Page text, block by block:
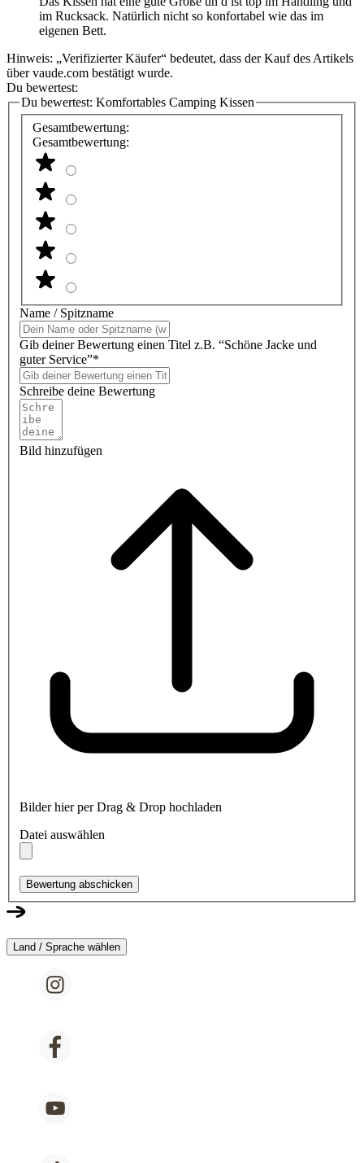
im Rucksack. Natürlich nicht so konfortabel wie das im
eigenen Bett.
Hinweis: „Verifizierter Käufer“ bedeutet, dass der Kauf des Artikels
über vaude.com bestätigt wurde.
Du bewertest:
Du bewertest: Komfortables Camping Kissen
Gesamtbewertung:
Gesamtbewertung:
Name / Spitzname
Gib deiner Bewertung einen Titel z.B. “Schöne Jacke und
guter Service”*
Schreibe deine Bewertung
Bild hinzufügen
Bilder hier per Drag & Drop hochladen
Datei auswählen
Bewertung abschicken
Land / Sprache wählen